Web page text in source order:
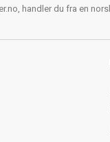
handler du fra en